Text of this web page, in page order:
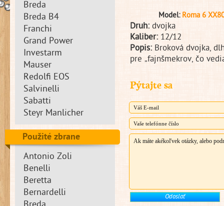
Breda
Breda B4
Franchi
Grand Power
Investarm
Mauser
Redolfi EOS
Salvinelli
Sabatti
Steyr Manlicher
Použité zbrane
Antonio Zoli
Benelli
Beretta
Bernardelli
Model: Roma 6
Druh: dvojka
Kaliber: 12/12
Popis: Broková dvojka,
pre „fajnšmekrov, čo
Pýtajte sa